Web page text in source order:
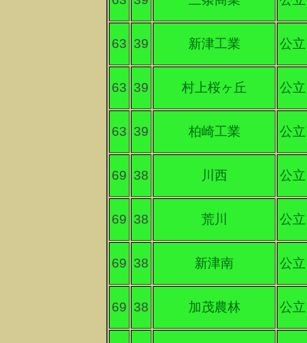
63 39 新津工業 公立
63 39 村上桜ヶ丘 公立
63 39 柏崎工業 公立
69 38 川西 公立
69 38 荒川 公立
69 38 新津南 公立
69 38 加茂農林 公立